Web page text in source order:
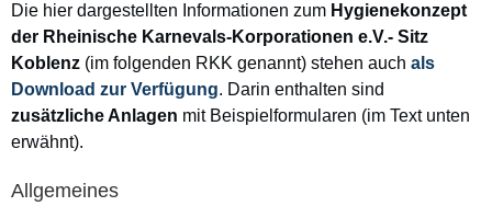
Die hier dargestellten Informationen zum Hygienekonzept
der Rheinische Karnevals-Korporationen e.V.- Sitz
Koblenz (im folgenden RKK genannt) stehen auch als
Download zur Verfügung. Darin enthalten sind
zusätzliche Anlagen mit Beispielformularen (im Text unten
erwähnt).
Allgemeines